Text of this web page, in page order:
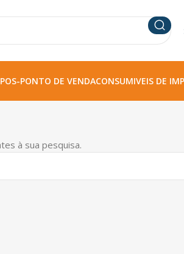
POS-PONTO DE VENDACONSUMIVEIS DE
à sua pesquisa.